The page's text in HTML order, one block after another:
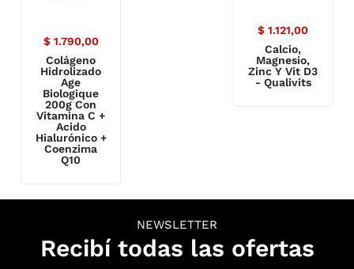
$ 1.121,00
Calcio,
Magnesio,
Zinc Y Vit D3
- Qualivits
$1.790,00
Colágeno
Hidrolizado
Age
Biologique
200g Con
Vitamina C +
Acido
Hialurónico +
Coenzima
Q10
NEWSLETTER
Recibí todas las ofertas